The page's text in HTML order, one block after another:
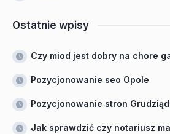
Ostatnie wpisy
Czy miod jest dobry na chore
Pozycjonowanie seo Opole
Pozycjonowanie stron
Jak sprawdzić czy notariusz